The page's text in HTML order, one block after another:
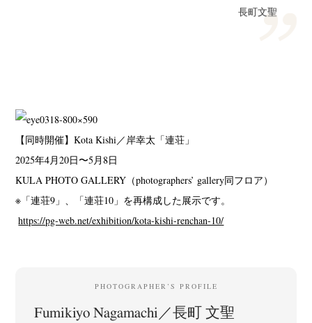
長町文聖
【同時開催】Kota Kishi／岸幸太「連荘」
2025年4月20日〜5月8日
KULA PHOTO GALLERY（photographers’ gallery同フロア）
※「連荘9」、「連荘10」を再構成した展示です。
https://pg-web.net/exhibition/kota-kishi-renchan-10/
PHOTOGRAPHER’S PROFILE
Fumikiyo Nagamachi／長町 文聖